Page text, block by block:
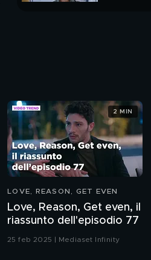
LOVE, REASON, GET EVEN
Love, Reason, Get even, il
riassunto dell'episodio 77
25 feb 2025 | Mediaset Infinity
2 MIN